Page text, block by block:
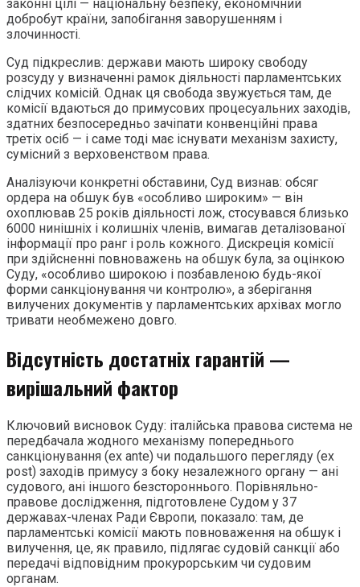
законні цілі — національну безпеку, економічний
добробут країни, запобігання заворушенням і
злочинності.
Суд підкреслив: держави мають широку свободу
розсуду у визначенні рамок діяльності парламентських
слідчих комісій. Однак ця свобода звужується там, де
комісії вдаються до примусових процесуальних заходів,
здатних безпосередньо зачіпати конвенційні права
третіх осіб — і саме тоді має існувати механізм захисту,
сумісний з верховенством права.
Аналізуючи конкретні обставини, Суд визнав: обсяг
ордера на обшук був «особливо широким» — він
охоплював 25 років діяльності лож, стосувався близько
6000 нинішніх і колишніх членів, вимагав деталізованої
інформації про ранг і роль кожного. Дискреція комісії
при здійсненні повноважень на обшук була, за оцінкою
Суду, «особливо широкою і позбавленою будь-якої
форми санкціонування чи контролю», а зберігання
вилучених документів у парламентських архівах могло
тривати необмежено довго.
Відсутність достатніх гарантій —
вирішальний фактор
Ключовий висновок Суду: італійська правова система не
передбачала жодного механізму попереднього
санкціонування (ex ante) чи подальшого перегляду (ex
post) заходів примусу з боку незалежного органу — ані
судового, ані іншого безстороннього. Порівняльно-
правове дослідження, підготовлене Судом у 37
державах-членах Ради Європи, показало: там, де
парламентські комісії мають повноваження на обшук і
вилучення, це, як правило, підлягає судовій санкції або
передачі відповідним прокурорським чи судовим
органам.